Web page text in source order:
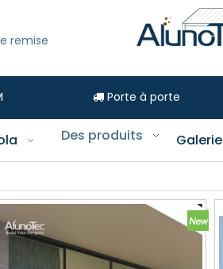
remise
Porte à porte
Des produits Galerie